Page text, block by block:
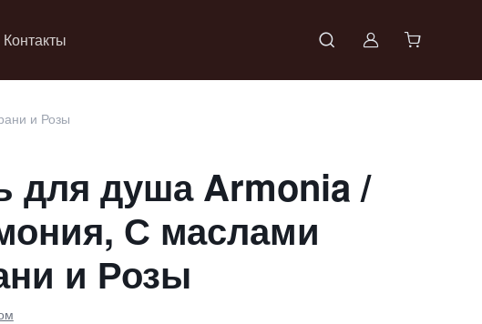
Контакты Войти в
и Розы
для душа Armonia /
С маслами
и Розы